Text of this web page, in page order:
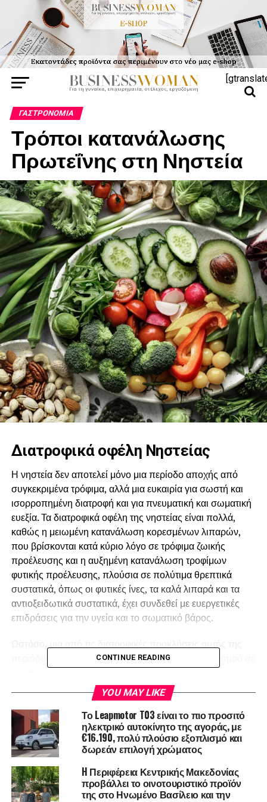
ΓΑΣΤΡΟΝΟΜΊΑ
Τρόποι κατανάλωσης
Πρωτεΐνης στη Νηστεία
Διατροφικά οφέλη Νηστείας
Η νηστεία δεν αποτελεί μόνο μια περίοδο αποχής από
συγκεκριμένα τρόφιμα, αλλά μια ευκαιρία για σωστή και
ισορροπημένη διατροφή και για πνευματική και σωματική
ευεξία. Τα διατροφικά οφέλη της νηστείας είναι πολλά,
καθώς η μειωμένη κατανάλωση κορεσμένων λιπαρών,
που βρίσκονται κατά κύριο λόγο σε τρόφιμα ζωικής
προέλευσης και η αυξημένη κατανάλωση τροφίμων
φυτικής προέλευσης, πλούσια σε πολύτιμα θρεπτικά
συστατικά, όπως οι φυτικές ίνες, τα καλά λιπαρά και τα
αντιοξειδωτικά συστατικά, έχει συνδεθεί με ευεργετικές
επιδράσεις για την υγεία και το σωματικό βάρος.
περιόδου είναι η κάλυψη των αναγκών του οργανισμού σε
Κάλυψη Πρωτεϊνικών Αναγκών
Οι πρωτεΐνες είναι απαραίτητες για την ανάπτυξη και
επιδιόρθωση των μυών, τη λειτουργία των οργάνων και
την παραγωγή ενέργειας. Όταν οι υψηλής βιολογικής
αξίας πηγές πρωτεΐνης, όπως το κρέας, το ψάρι και τα
γαλακτοκομικά, αποκλείονται από τη διατροφή, είναι
σημαντικό να γνωρίζεις ποιες φυτικές τροφές μπορούν να
CONTINUE READING
YOU MAY LIKE
Το Leapmotor T03 είναι το πιο προσιτό
ηλεκτρικό αυτοκίνητο της αγοράς, με
€16.190, πολύ πλούσιο εξοπλισμό και
δωρεάν επιλογή χρώματος
H Περιφέρεια Κεντρικής Μακεδονίας
προβάλλει το οινοτουριστικό προϊόν
της στο Ηνωμένο Βασίλειο και την